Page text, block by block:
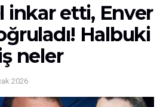
inkar etti, Enver
Halbuki
neler
2026